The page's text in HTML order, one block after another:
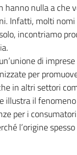
nulla a che
Infatti, molti
incontriamo
di
per
in altri settori
il fenomeno
per i
l’origine